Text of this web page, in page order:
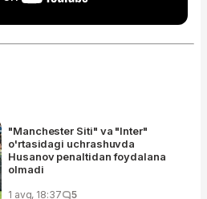
"Manchester Siti" va "Inter"
o'rtasidagi uchrashuvda
Husanov penaltidan foydalana
olmadi
1 avg, 18:37 5